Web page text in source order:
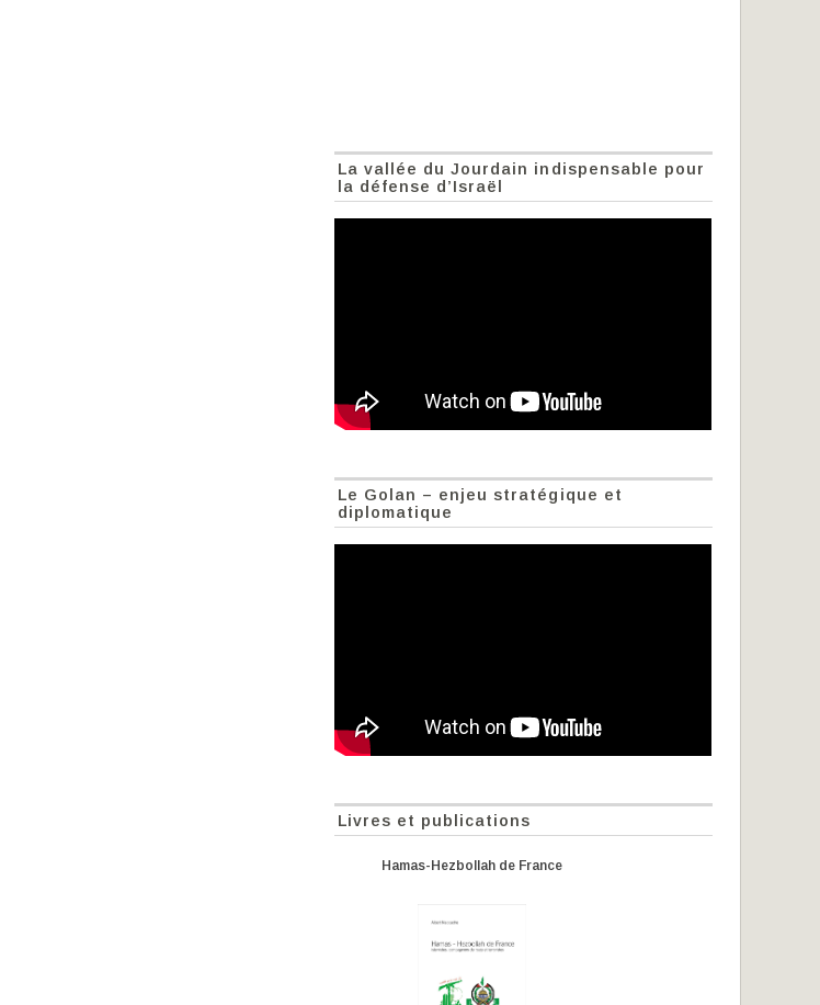
La vallée du Jourdain indispensable pour
la défense d’Israël
Le Golan – enjeu stratégique et
diplomatique
Livres et publications
Hamas-Hezbollah de France